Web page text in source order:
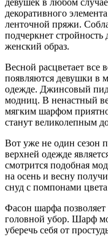
девушек в любом
декоративного
ленточной пряжи.
подчеркнет стройность
женский образ.
Весной расцветает все
появляются девушки в
одежде. Джинсовый
модниц. В ненастный
мягким шарфом
станут великолепным
Вот уже не один сезон
верхней одежде
смотрится подобная
на осень и весну
снуд с помпонами
Фасон шарфа позволяет
головной убор. Шарф
уберечь себя от